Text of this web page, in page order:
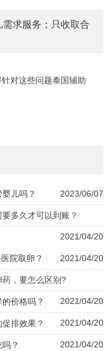
求服务；只收取合
对这些问题泰国辅助
儿吗？ 2023/06/07
多久才可以到账？
2021/04/20
院取卵？ 2021/04/20
药，要怎么区别?
2021/04/20
价格吗？
2021/04/20
排效果？
2021/04/20
？